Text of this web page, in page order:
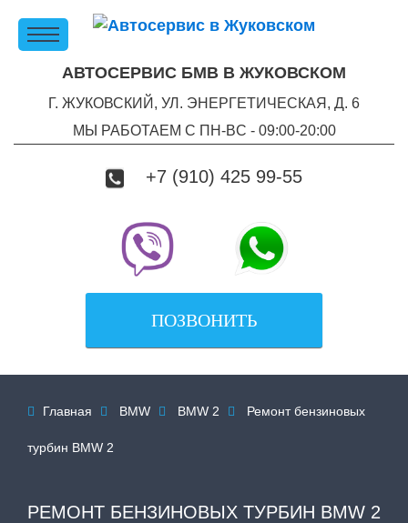
АВТОСЕРВИС БМВ В ЖУКОВСКОМ
Г. ЖУКОВСКИЙ, УЛ. ЭНЕРГЕТИЧЕСКАЯ, Д. 6
МЫ РАБОТАЕМ С ПН-ВC - 09:00-20:00
+7 (910) 425 99-55
ПОЗВОНИТЬ
 Главная  BMW  BMW 2  Ремонт бензиновых
турбин BMW 2
РЕМОНТ БЕНЗИНОВЫХ ТУРБИН BMW 2